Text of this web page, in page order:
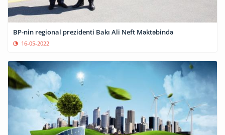
BP-nin regional prezidenti Bakı Ali Neft Məktəbində
16-05-2022